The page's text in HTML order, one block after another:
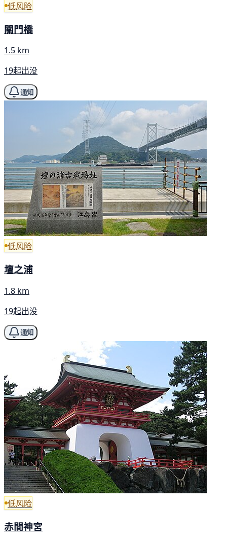
低风险
關門橋
1.5 km
19起出没
通知
低风险
壇之浦
1.8 km
19起出没
通知
低风险
赤間神宮